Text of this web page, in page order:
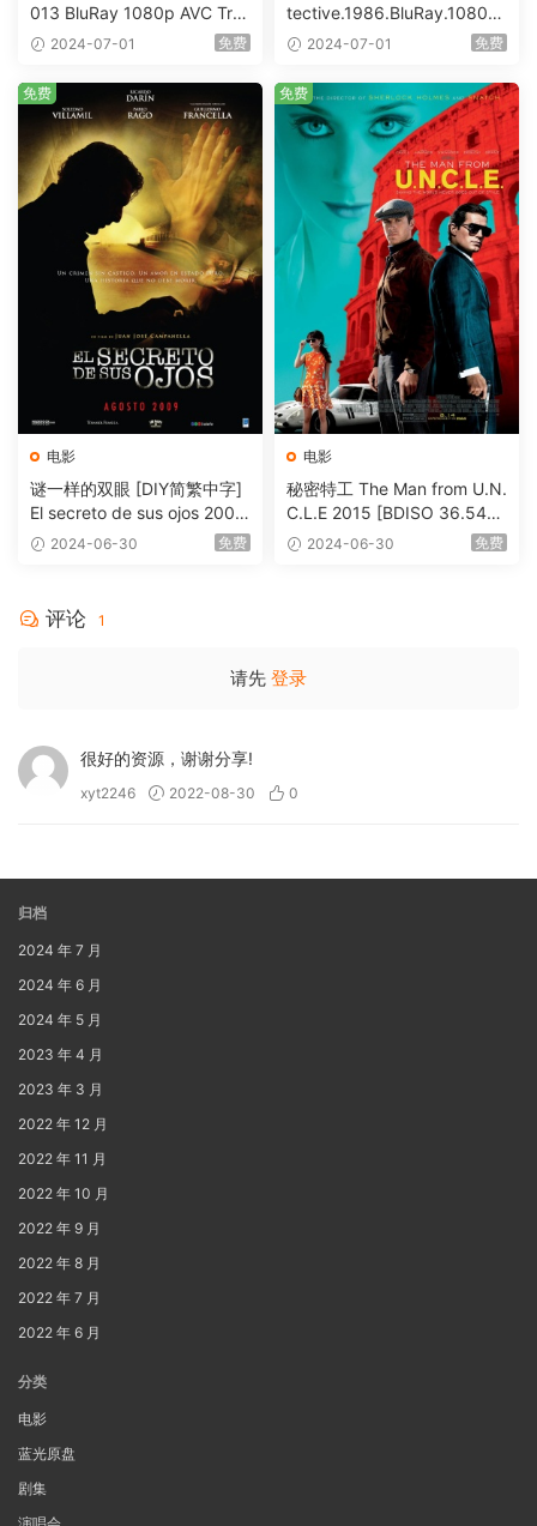
013 BluRay 1080p AVC Tru
eHD5.1 [BDISO 22.64GB]
2024-07-01 免费
tective.1986.BluRay.1080p.
AVC.DTS-HD.MA.5.1-HDHo
2024-07-01 免费
电影
谜一样的双眼 [DIY简繁中字]
El secreto de sus ojos 2009
1080p Blu-ray AVC DTS-HD
2024-06-30 免费
免费
电影
秘密特工 The Man from U.N.
C.L.E 2015 [BDISO 36.54G
B] 2024-06-30 免费
免费
评论 1
请先 登录
很好的资源，谢谢分享!
xyt2246 2022-08-30 0
归档
2024 年 7 月
2024 年 6 月
2024 年 5 月
2023 年 4 月
2023 年 3 月
2022 年 12 月
2022 年 11 月
2022 年 10 月
2022 年 9 月
2022 年 8 月
2022 年 7 月
2022 年 6 月
分类
电影
蓝光原盘
剧集